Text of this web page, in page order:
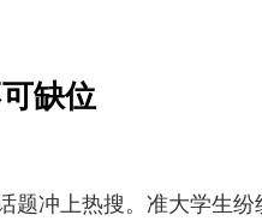
缺位
冲上热搜。准大学生纷